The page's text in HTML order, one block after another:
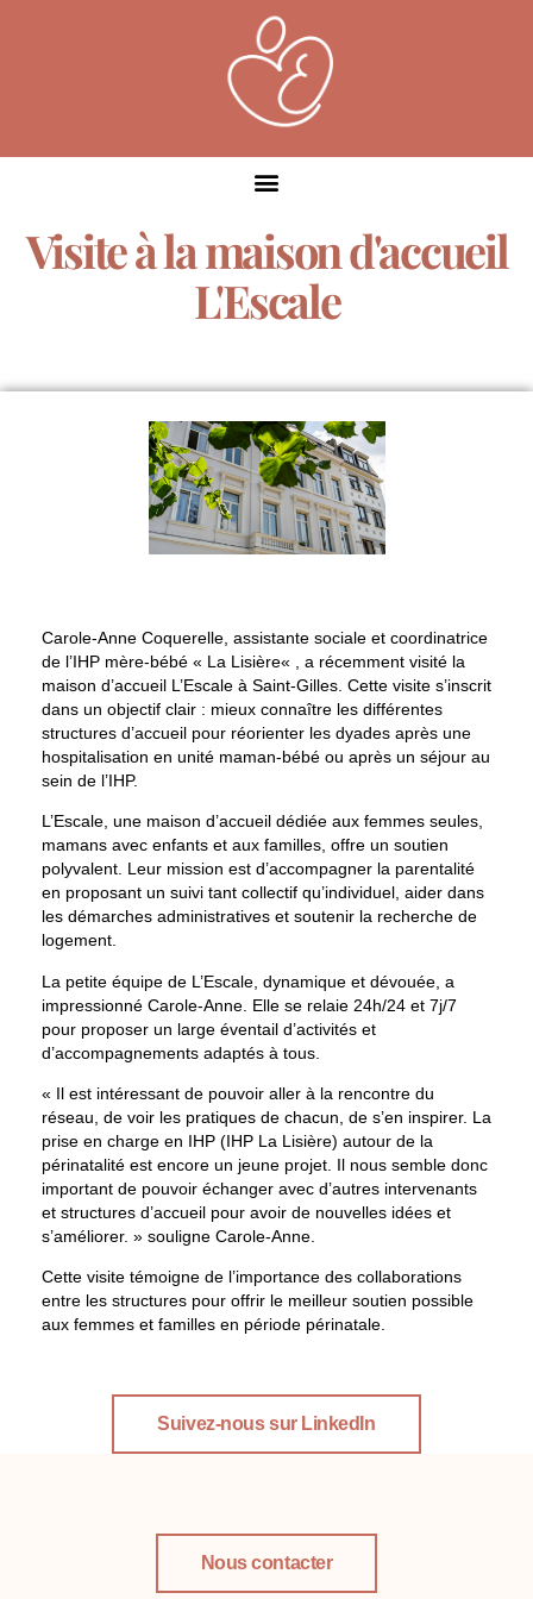
Visite à la maison d'accueil
L'Escale
Carole-Anne Coquerelle, assistante sociale et coordinatrice
de l’IHP mère-bébé « La Lisière« , a récemment visité la
maison d’accueil L’Escale à Saint-Gilles. Cette visite s’inscrit
dans un objectif clair : mieux connaître les différentes
structures d’accueil pour réorienter les dyades après une
hospitalisation en unité maman-bébé ou après un séjour au
sein de l’IHP.
L’Escale, une maison d’accueil dédiée aux femmes seules,
mamans avec enfants et aux familles, offre un soutien
polyvalent. Leur mission est d’accompagner la parentalité
en proposant un suivi tant collectif qu’individuel, aider dans
les démarches administratives et soutenir la recherche de
logement.
La petite équipe de L’Escale, dynamique et dévouée, a
impressionné Carole-Anne. Elle se relaie 24h/24 et 7j/7
pour proposer un large éventail d’activités et
d’accompagnements adaptés à tous.
« Il est intéressant de pouvoir aller à la rencontre du
réseau, de voir les pratiques de chacun, de s’en inspirer. La
prise en charge en IHP (IHP La Lisière) autour de la
périnatalité est encore un jeune projet. Il nous semble donc
important de pouvoir échanger avec d’autres intervenants
et structures d’accueil pour avoir de nouvelles idées et
s’améliorer. » souligne Carole-Anne.
Cette visite témoigne de l’importance des collaborations
entre les structures pour offrir le meilleur soutien possible
aux femmes et familles en période périnatale.
Suivez-nous sur LinkedIn
Nous contacter